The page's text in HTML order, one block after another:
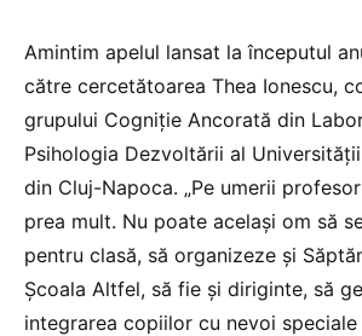
Amintim apelul lansat la începutul
către cercetătoarea Thea Ionescu,
grupului Cogniţie Ancorată din
Psihologia Dezvoltării al
din Cluj-Napoca. „Pe umerii
prea mult. Nu poate același om să
pentru clasă, să organizeze și
Școala Altfel, să fie și diriginte, să
integrarea copiilor cu nevoi speciale